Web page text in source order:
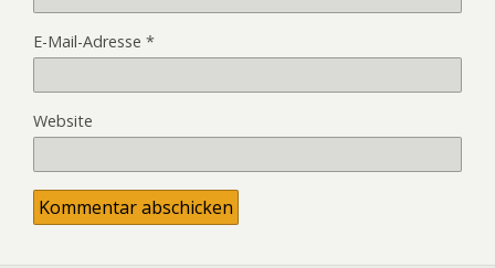
E-Mail-Adresse *
Website